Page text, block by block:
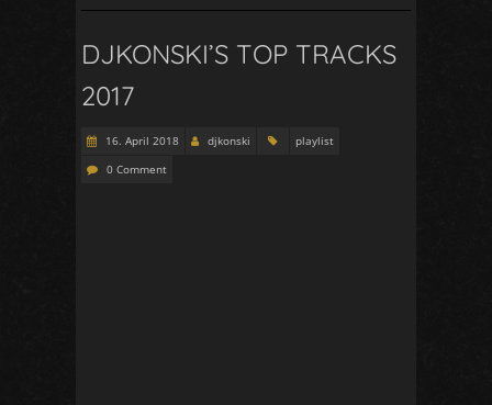
DJKONSKI’S TOP TRACKS
2017
16. April 2018 djkonski
playlist
0 Comment